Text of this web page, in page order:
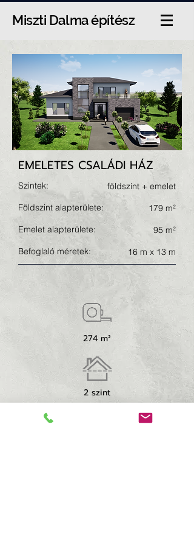
Miszti Dalma építész
EMELETES CSALÁDI HÁZ
Szintek:
Földszint alapterülete:
Emelet alapterülete:
Befoglaló méretek:
földszint + emelet
179 m²
95 m²
16 m x 13 m
274 m²
2 szint